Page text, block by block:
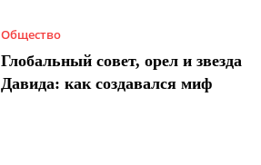
Общество
Глобальный совет, орел и звезда
Давида: как создавался миф